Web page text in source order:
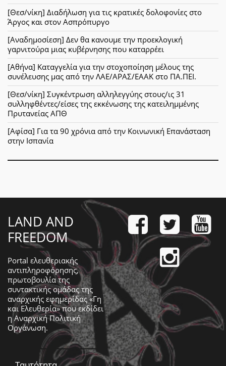
[Θεσ/νίκη] Διαδήλωση για τις κρατικές δολοφονίες στο
Άργος και στον Ασπρόπυργο
[Αναδημοσίεση] Δεν θα κανουμε την προεκλογική
γαρνιτούρα μιας κυβέρνησης που καταρρέει
[Αθήνα] Καταγγελία για την στοχοποίηση μέλους της
συνέλευσης μας από την ΛΑΕ/ΑΡΑΣ/ΕΑΑΚ στο ΠΑ.ΠΕΙ.
[Θεσ/νίκη] Συγκέντρωση αλληλεγγύης στους/ις 31
συλληφθέντες/είσες της εκκένωσης της κατειλημμένης
Πρυτανείας ΑΠΘ
[Αφίσα] Για τα 90 χρόνια από την Κοινωνική Επανάσταση
στην Ισπανία
LAND AND
FREEDOM
Portal ελευθεριακής
αντιπληροφόρησης,
πρωτοβουλία της
συντακτικής ομάδας της
αναρχικής εφημερίδας «Γη
και Ελευθερία» που εκδίδει
ηΑναρχική Πολιτική
Οργάνωση.